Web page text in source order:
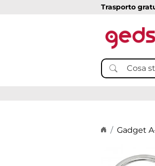
Trasporto
Home page
Gadget